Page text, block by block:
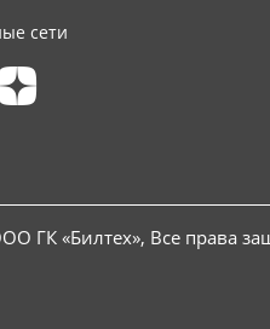
сети
ГК «Билтех», Все права